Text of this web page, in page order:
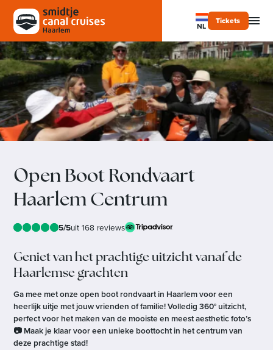
NL Tickets
Open Boot Rondvaart
Haarlem Centrum
5/5uit 168 reviews
Geniet van het prachtige uitzicht vanaf de
Haarlemse grachten
Ga mee met onze open boot rondvaart in Haarlem voor een
heerlijk uitje met jouw vrienden of familie! Volledig 360° uitzicht,
perfect voor het maken van de mooiste en meest aesthetic foto’s
📷 Maak je klaar voor een unieke boottocht in het centrum van
deze prachtige stad!